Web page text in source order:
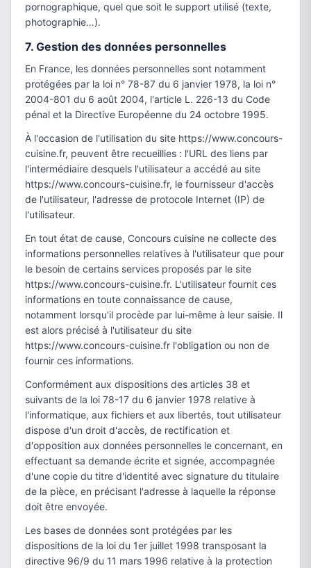
pornographique, quel que soit le support utilisé (texte,
photographie…).
7. Gestion des données personnelles
En France, les données personnelles sont notamment
protégées par la loi n° 78-87 du 6 janvier 1978, la loi n°
2004-801 du 6 août 2004, l'article L. 226-13 du Code
pénal et la Directive Européenne du 24 octobre 1995.
À l'occasion de l'utilisation du site https://www.concours-
cuisine.fr, peuvent être recueillies : l'URL des liens par
l'intermédiaire desquels l'utilisateur a accédé au site
https://www.concours-cuisine.fr, le fournisseur d'accès
de l'utilisateur, l'adresse de protocole Internet (IP) de
l'utilisateur.
En tout état de cause, Concours cuisine ne collecte des
informations personnelles relatives à l'utilisateur que pour
le besoin de certains services proposés par le site
https://www.concours-cuisine.fr. L'utilisateur fournit ces
informations en toute connaissance de cause,
notamment lorsqu'il procède par lui-même à leur saisie. Il
est alors précisé à l'utilisateur du site
https://www.concours-cuisine.fr l'obligation ou non de
fournir ces informations.
Conformément aux dispositions des articles 38 et
suivants de la loi 78-17 du 6 janvier 1978 relative à
l'informatique, aux fichiers et aux libertés, tout utilisateur
dispose d'un droit d'accès, de rectification et
d'opposition aux données personnelles le concernant, en
effectuant sa demande écrite et signée, accompagnée
d'une copie du titre d'identité avec signature du titulaire
de la pièce, en précisant l'adresse à laquelle la réponse
doit être envoyée.
Les bases de données sont protégées par les
dispositions de la loi du 1er juillet 1998 transposant la
directive 96/9 du 11 mars 1996 relative à la protection